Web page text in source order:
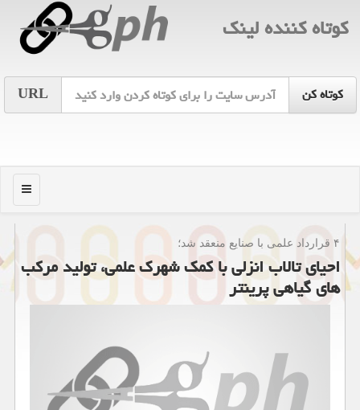
كوتاه كننده لینك
URL
منو
۴ قرارداد علمی با صنایع منعقد شد؛
احیای تالاب انزلی با كمك شهرك علمی، تولید مركب
های گیاهی پرینتر